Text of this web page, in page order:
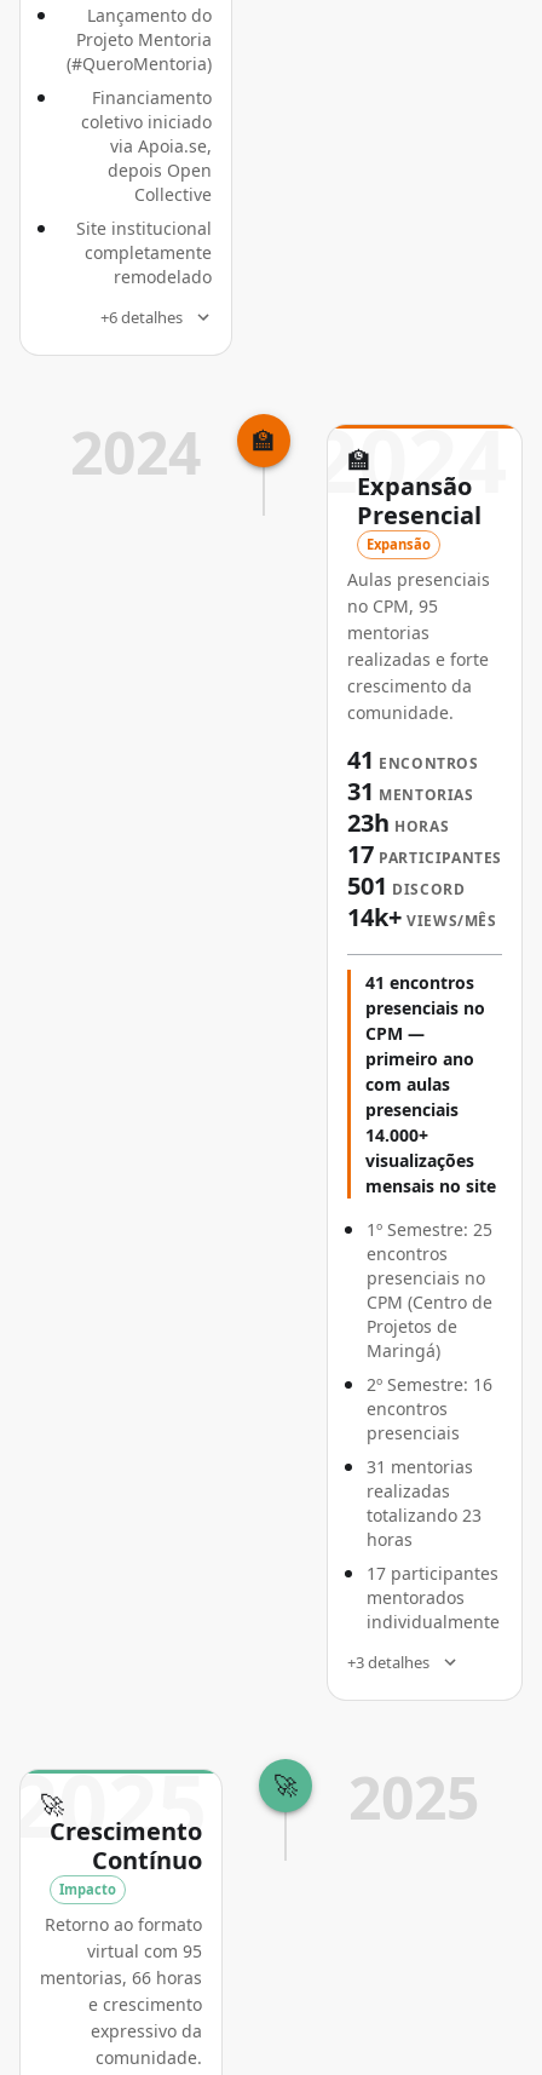
Lançamento do
Projeto Mentoria
(#QueroMentoria)
Financiamento
coletivo iniciado
via Apoia.se,
depois Open
Collective
Site institucional
completamente
remodelado
+6 detalhes
2024 🏫 2024
🏫
Expansão
Presencial
Expansão
Aulas presenciais
no CPM, 95
mentorias
realizadas e forte
crescimento da
comunidade.
41 ENCONTROS
31 MENTORIAS
23h HORAS
17 PARTICIPANTES
501 DISCORD
14k+ VIEWS/MÊS
41 encontros
presenciais no
CPM —
primeiro ano
com aulas
presenciais
14.000+
visualizações
mensais no site
1º Semestre: 25
encontros
presenciais no
CPM (Centro de
Projetos de
Maringá)
2º Semestre: 16
encontros
presenciais
31 mentorias
realizadas
totalizando 23
horas
17 participantes
mentorados
individualmente
+3 detalhes
2025
🚀
Crescimento
Contínuo
Impacto
Retorno ao formato
virtual com 95
mentorias, 66 horas
e crescimento
expressivo da
comunidade.
🚀 2025